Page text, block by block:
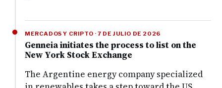
MERCADOS Y CRIPTO · 7 DE JULIO DE 2026
Genneia initiates the process to list on the
New York Stock Exchange
The Argentine energy company specialized